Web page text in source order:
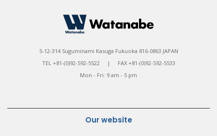
5-12-314 Suguminami Kasuga Fukuoka 816-0863 JAPAN
TEL +81-(0)92-592-5522 | FAX +81-(0)92-592-5533
Mon - Fri: 9 am - 5 pm
Our website